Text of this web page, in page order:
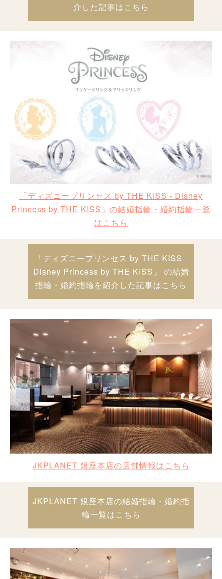
介した記事はこちら
「ディズニープリンセス by THE KISS - Disney
Princess by THE KISS」の結婚指輪・婚約指輪一覧
はこちら
「ディズニープリンセス by THE KISS -
Disney Princess by THE KISS」 の結婚
指輪・婚約指輪を紹介した記事はこちら
JKPLANET 銀座本店の店舗情報はこちら
JKPLANET 銀座本店の結婚指輪・婚約指
輪一覧はこちら